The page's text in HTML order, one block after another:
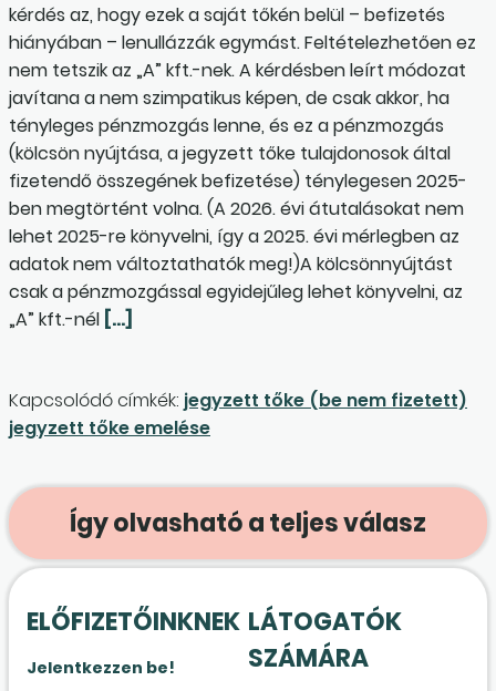
kérdés az, hogy ezek a saját tőkén belül – befizetés
hiányában – lenullázzák egymást. Feltételezhetően ez
nem tetszik az „A” kft.-nek. A kérdésben leírt módozat
javítana a nem szimpatikus képen, de csak akkor, ha
tényleges pénzmozgás lenne, és ez a pénzmozgás
(kölcsön nyújtása, a jegyzett tőke tulajdonosok által
fizetendő összegének befizetése) ténylegesen 2025-
ben megtörtént volna. (A 2026. évi átutalásokat nem
lehet 2025-re könyvelni, így a 2025. évi mérlegben az
adatok nem változtathatók meg!)A kölcsönnyújtást
csak a pénzmozgással egyidejűleg lehet könyvelni, az
„A” kft.-nél […]
Kapcsolódó címkék: jegyzett tőke (be nem fizetett)
jegyzett tőke emelése
Így olvasható a teljes válasz
ELŐFIZETŐINKNEK
Jelentkezzen be!
LÁTOGATÓK
SZÁMÁRA